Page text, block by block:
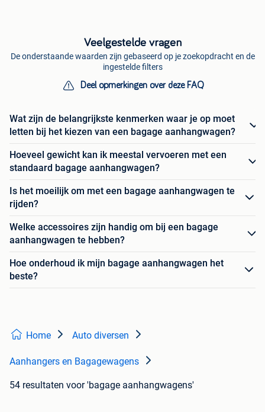
Veelgestelde vragen
De onderstaande waarden zijn gebaseerd op je zoekopdracht en de
ingestelde filters
Deel opmerkingen over deze FAQ
Wat zijn de belangrijkste kenmerken waar je op moet
letten bij het kiezen van een bagage aanhangwagen?
Hoeveel gewicht kan ik meestal vervoeren met een
standaard bagage aanhangwagen?
Is het moeilijk om met een bagage aanhangwagen te
rijden?
Welke accessoires zijn handig om bij een bagage
aanhangwagen te hebben?
Hoe onderhoud ik mijn bagage aanhangwagen het
beste?
Home Auto diversen
Aanhangers en Bagagewagens
54 resultaten voor 'bagage aanhangwagens'